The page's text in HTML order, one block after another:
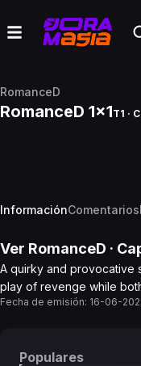
RomanceD
RomanceD 1x1T1 ·
InformaciónComentarios
Ver RomanceD ·
A quirky and provocative
play of revenge while
Fecha de emisión: 16-06-
Populares